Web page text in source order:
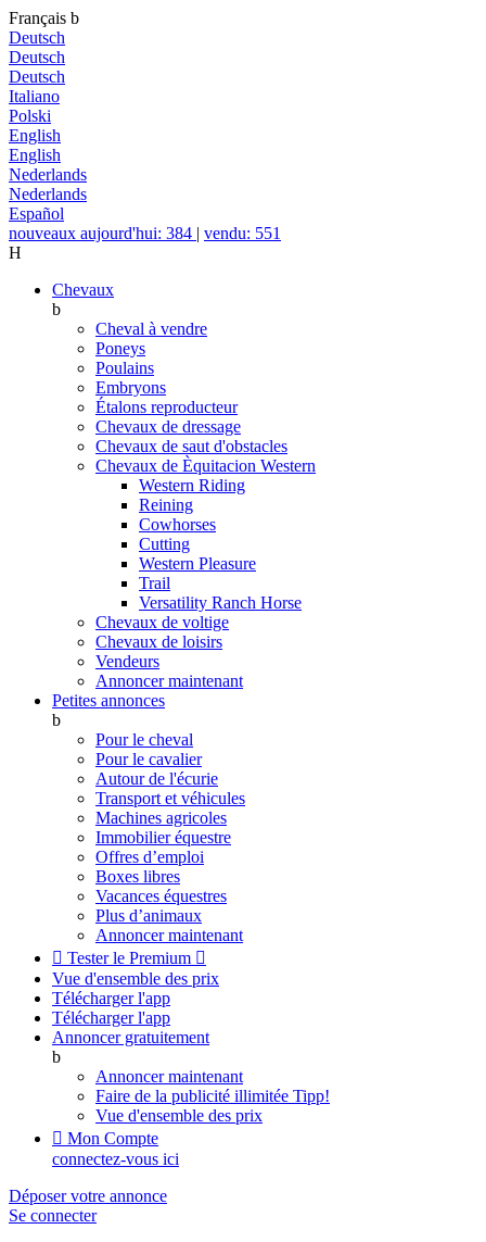
Français b
Deutsch
Deutsch
Deutsch
Italiano
Polski
English
English
Nederlands
Nederlands
Español
nouveaux aujourd'hui: 384 | vendu: 551
H
Chevaux
b
Cheval à vendre
Poneys
Poulains
Embryons
Étalons reproducteur
Chevaux de dressage
Chevaux de saut d'obstacles
Chevaux de Èquitacion Western
Western Riding
Reining
Cowhorses
Cutting
Western Pleasure
Trail
Versatility Ranch Horse
Chevaux de voltige
Chevaux de loisirs
Vendeurs
Annoncer maintenant
Petites annonces
b
Pour le cheval
Pour le cavalier
Autour de l'écurie
Transport et véhicules
Machines agricoles
Immobilier équestre
Offres d’emploi
Boxes libres
Vacances équestres
Plus d’animaux
Annoncer maintenant
 Tester le Premium 
Vue d'ensemble des prix
Télécharger l'app
Télécharger l'app
Annoncer gratuitement
b
Annoncer maintenant
Faire de la publicité illimitée Tipp!
Vue d'ensemble des prix
 Mon Compte
connectez-vous ici
Déposer votre annonce
Se connecter